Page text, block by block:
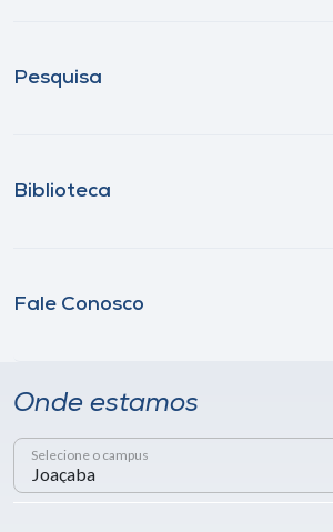
Pesquisa
Biblioteca
Fale Conosco
Onde estamos
Selecione o campus